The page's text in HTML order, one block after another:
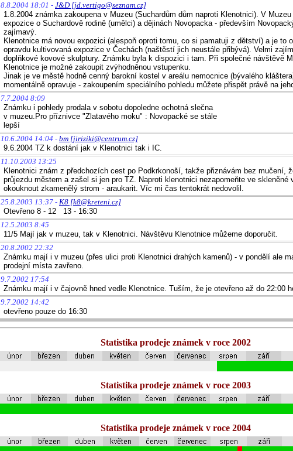
8.8.2004 18:01 - J&D [jd.vertigo@seznam.cz]
1.8.2004 známka zakoupena v Muzeu (Suchardům dům naproti Klenotnici). V
expozice o Suchardově rodině (umělci) a dějinách Novopacka - především
zajímavý.
Klenotnice má novou expozici (alespoň oproti tomu, co si pamatuji z dětství) a je to
opravdu kultivovaná expozice v Čechách (naštěstí jich neustále přibývá). Velmi
doplňkové kovové skulptury. Známku byla k dispozici i tam. Při společné návštěvě
Klenotnice je možné zakoupit zvýhodněnou vstupenku.
Jinak je ve městě hodně cenný barokní kostel v areálu nemocnice (bývalého
momentálně opravuje - zakoupením speciálního pohledu můžete přispět právě na
7.7.2004 8:09
Známku i pohledy prodala v sobotu dopoledne ochotná slečna
v muzeu.Pro příznivce "Zlatavého moku" : Novopacké se stále
lepší
10.6.2004 14:04 - bm [jiriziki@centrum.cz]
9.6.2004 TZ k dostání jak v Klenotnici tak i IC.
11.10.2003 13:25
Klenotnici znám z předchozích cest po Podkrkonoší, takže přiznávám bez mučení,
průjezdu městem a zašel si jen pro TZ. Naproti klenotnici nezapomeňte ve skleněné
okouknout zkamenělý strom - araukarit. Víc mi čas tentokrát nedovolil.
25.8.2003 13:37 - K8 [k8@kreteni.cz]
Otevřeno 8 - 12 13 - 16:30
12.5.2003 8:45
11/5 Mají jak v muzeu, tak v Klenotnici. Návštěvu Klenotnice můžeme doporučit.
20.8.2002 22:32
Známku mají i v muzeu (přes ulici proti Klenotnici drahých kamenů) - v pondělí ale
prodejní místa zavřeno.
9.7.2002 17:54
Známku mají i v čajovně hned vedle Klenotnice. Tuším, že je otevřeno až do 22:00
9.7.2002 14:42
otevřeno pouze do 16:30
Statistika prodeje známek v roce 2002
Statistika prodeje známek v roce 2003
Statistika prodeje známek v roce 2004